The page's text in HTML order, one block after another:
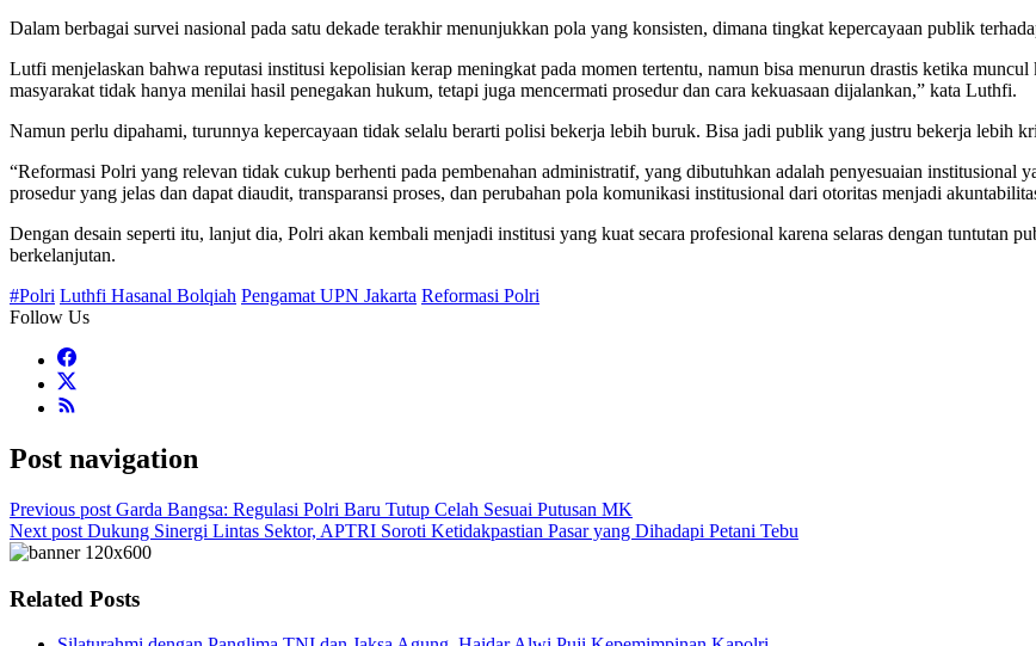
Dalam berbagai survei nasional pada satu dekade terakhir menunjukkan pola yang konsisten, dimana tingkat kepercayaan publik
Lutfi menjelaskan bahwa reputasi institusi kepolisian kerap meningkat pada momen tertentu, namun bisa menurun drastis ketika
masyarakat tidak hanya menilai hasil penegakan hukum, tetapi juga mencermati prosedur dan cara kekuasaan dijalankan,” kata Luthfi.
Namun perlu dipahami, turunnya kepercayaan tidak selalu berarti polisi bekerja lebih buruk. Bisa jadi publik yang justru bekerja lebih
“Reformasi Polri yang relevan tidak cukup berhenti pada pembenahan administratif, yang dibutuhkan adalah penyesuaian institusional
prosedur yang jelas dan dapat diaudit, transparansi proses, dan perubahan pola komunikasi institusional dari otoritas menjadi
Dengan desain seperti itu, lanjut dia, Polri akan kembali menjadi institusi yang kuat secara profesional karena selaras dengan tuntutan
berkelanjutan.
#Polri Luthfi Hasanal Bolqiah Pengamat UPN Jakarta Reformasi Polri
Follow Us
Post navigation
Previous post Garda Bangsa: Regulasi Polri Baru Tutup Celah Sesuai Putusan MK
Next post Dukung Sinergi Lintas Sektor, APTRI Soroti Ketidakpastian Pasar yang Dihadapi Petani Tebu
Related Posts